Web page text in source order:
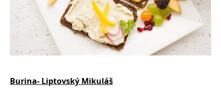
Burina- Liptovský Mikuláš